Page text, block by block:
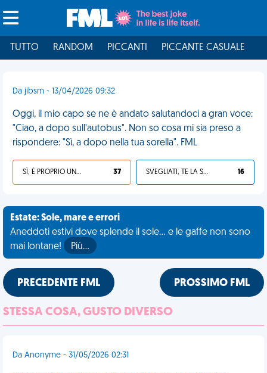
TUTTO RANDOM PICCANTI PICCANTE CASUALE
Da jibsm - 13/04/2026 09:32
Oggi, il mio capo se ne è andato salutandoci a gran voce:
"Ciao, a dopo sull'autobus". Non so cosa mi sia preso a
rispondere: "Sì, a dopo nella tua sorella". FML
SÌ, È PROPRIO UNA VDM! 37 SVEGLIATI, TE LA SEI CERCATA! 16
Estate: Sole, mare e errori
Aneddoti estivi dove splende il sole... e le gaffe non sono
mai lontane!
Più…
PRECEDENTE FML PROSSIMO FML
STESSA COSA, GUSTO DIVERSO
Da Anonyme - 31/05/2026 02:31